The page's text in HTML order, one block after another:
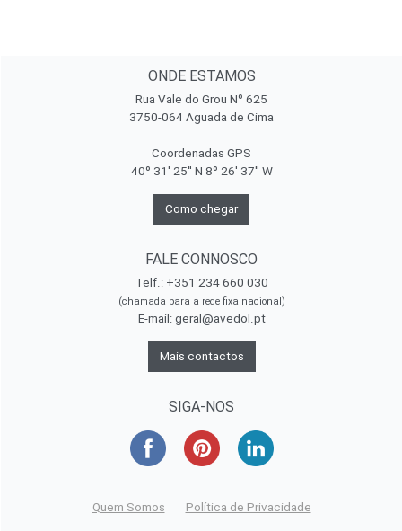
ONDE ESTAMOS
Rua Vale do Grou Nº 625
3750-064 Aguada de Cima
Coordenadas GPS
40º 31' 25'' N 8º 26' 37'' W
Como chegar
FALE CONNOSCO
Telf.: +351 234 660 030
(chamada para a rede fixa nacional)
E-mail: geral@avedol.pt
Mais contactos
SIGA-NOS
Quem Somos Política de Privacidade